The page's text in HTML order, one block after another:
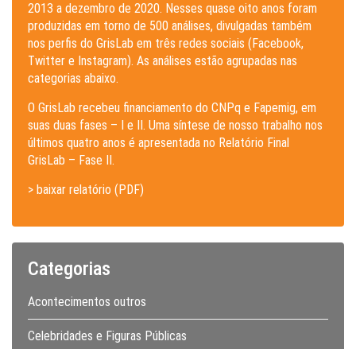
2013 a dezembro de 2020. Nesses quase oito anos foram
produzidas em torno de 500 análises, divulgadas também
nos perfis do GrisLab em três redes sociais (Facebook,
Twitter e Instagram). As análises estão agrupadas nas
categorias abaixo.
O GrisLab recebeu financiamento do CNPq e Fapemig, em
suas duas fases – I e II. Uma síntese de nosso trabalho nos
últimos quatro anos é apresentada no Relatório Final
GrisLab – Fase II.
> baixar relatório (PDF)
Categorias
Acontecimentos outros
Celebridades e Figuras Públicas